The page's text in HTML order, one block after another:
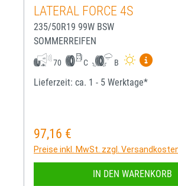
LATERAL FORCE 4S
235/50R19 99W BSW
SOMMERREIFEN
70 C B
Mehr
Lieferzeit: ca. 1 - 5 Werktage*
Regulärer Preis:
97,16 €
Preise inkl. MwSt. zzgl.
IN DEN WARENKORB